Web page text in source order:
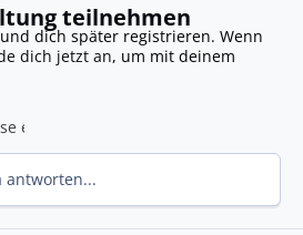
teilnehmen
dich später registrieren. Wenn
dich jetzt an, um mit deinem
antworten...